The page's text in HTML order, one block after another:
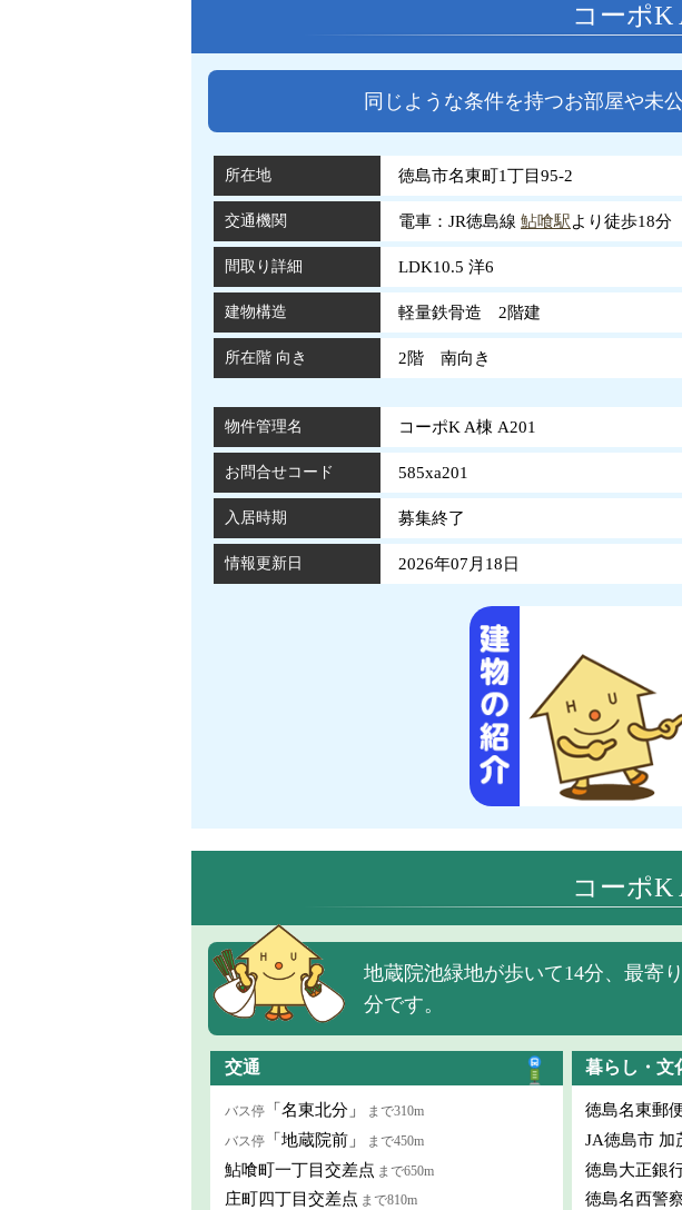
コーポK
同じような条件を持つお部屋や未
所在地 徳島市名東町1丁目95-2
交通機関 電車：JR徳島線 鮎喰駅より徒歩18分
間取り詳細 LDK10.5 洋6
建物構造 軽量鉄骨造 2階建
所在階 向き 2階 南向き
物件管理名 コーポK A棟 A201
お問合せコード 585xa201
入居時期 募集終了
情報更新日 2026年07月18日
コーポK
地蔵院池緑地が歩いて14分、最寄
分です。
交通
バス停 「名東北分」
まで310m
バス停 「地蔵院前」 まで450m
鮎喰町一丁目交差点 まで650m
庄町四丁目交差点 まで810m
暮らし・文
徳島名東郵
JA徳島市 加
徳島大正銀
徳島名西警